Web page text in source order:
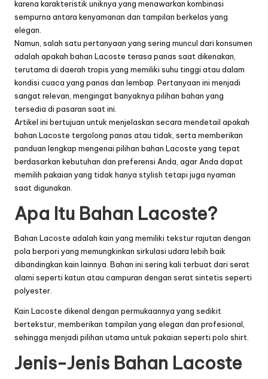
karena karakteristik uniknya yang menawarkan kombinasi
sempurna antara kenyamanan dan tampilan berkelas yang
elegan.
Namun, salah satu pertanyaan yang sering muncul dari konsumen
adalah apakah bahan Lacoste terasa panas saat dikenakan,
terutama di daerah tropis yang memiliki suhu tinggi atau dalam
kondisi cuaca yang panas dan lembap. Pertanyaan ini menjadi
sangat relevan, mengingat banyaknya pilihan bahan yang
tersedia di pasaran saat ini.
Artikel ini bertujuan untuk menjelaskan secara mendetail apakah
bahan Lacoste tergolong panas atau tidak, serta memberikan
panduan lengkap mengenai pilihan bahan Lacoste yang tepat
berdasarkan kebutuhan dan preferensi Anda, agar Anda dapat
memilih pakaian yang tidak hanya stylish tetapi juga nyaman
saat digunakan.
Apa Itu Bahan Lacoste?
Bahan Lacoste adalah kain yang memiliki tekstur rajutan dengan
pola berpori yang memungkinkan sirkulasi udara lebih baik
dibandingkan kain lainnya. Bahan ini sering kali terbuat dari serat
alami seperti katun atau campuran dengan serat sintetis seperti
polyester.
Kain Lacoste dikenal dengan permukaannya yang sedikit
bertekstur, memberikan tampilan yang elegan dan profesional,
sehingga menjadi pilihan utama untuk pakaian seperti polo shirt.
Jenis-Jenis Bahan Lacoste